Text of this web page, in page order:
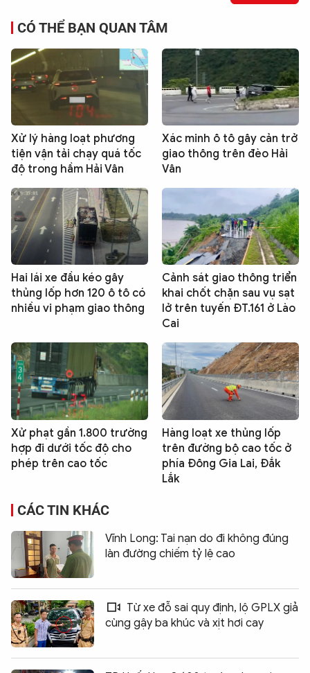
CÓ THỂ BẠN QUAN TÂM
Xử lý hàng loạt phương
tiện vận tải chạy quá tốc
độ trong hầm Hải Vân
Xác minh ô tô gây cản trở
giao thông trên đèo Hải
Vân
Hai lái xe đầu kéo gây
thủng lốp hơn 120 ô tô có
nhiều vi phạm giao thông
Cảnh sát giao thông triển
khai chốt chặn sau vụ sạt
lở trên tuyến ĐT.161 ở Lào
Cai
Xử phạt gần 1.800 trường
hợp đi dưới tốc độ cho
phép trên cao tốc
Hàng loạt xe thủng lốp
trên đường bộ cao tốc ở
phía Đông Gia Lai, Đắk
Lắk
CÁC TIN KHÁC
Vĩnh Long: Tai nạn do đi không đúng
làn đường chiếm tỷ lệ cao
Từ xe đỗ sai quy định, lộ GPLX giả
cùng gậy ba khúc và xịt hơi cay